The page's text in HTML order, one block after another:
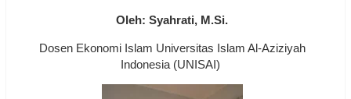
Oleh: Syahrati, M.Si.
Dosen Ekonomi Islam Universitas Islam Al-Aziziyah
Indonesia (UNISAI)